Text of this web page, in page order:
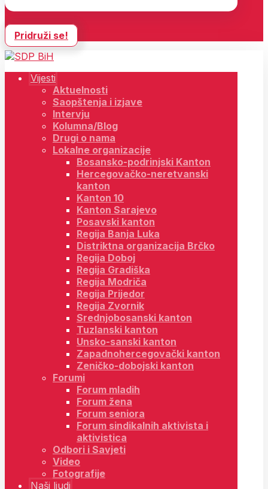
Pridruži se!
Vijesti
Aktuelnosti
Saopštenja i izjave
Intervju
Kolumna/Blog
Drugi o nama
Lokalne organizacije
Bosansko-podrinjski Kanton
Hercegovačko-neretvanski
kanton
Kanton 10
Kanton Sarajevo
Posavski kanton
Regija Banja Luka
Distriktna organizacija Brčko
Regija Doboj
Regija Gradiška
Regija Modriča
Regija Prijedor
Regija Zvornik
Srednjobosanski kanton
Tuzlanski kanton
Unsko-sanski kanton
Zapadnohercegovački kanton
Zeničko-dobojski kanton
Forumi
Forum mladih
Forum žena
Forum seniora
Forum sindikalnih aktivista i
aktivistica
Odbori i Savjeti
Video
Fotografije
Naši ljudi